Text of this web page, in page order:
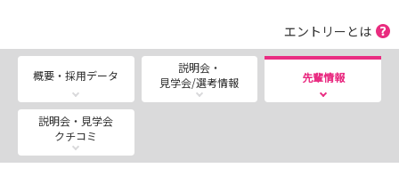
2028年度以降に卒業予定の方、または既卒の方の病院説
明会を募集しています♪♪
インターンシップでは当施設の職場環境や、働く看護師の
様子などを是非確認してみてください。
また看護師になんでも質問できるフリートーク時間も作っ
ていますので、
疑問に思うことや聞いてみたいなぁ～っと思うことがあれ
エントリーとは
概要・採用データ
説明会・
見学会/選考情報
先輩情報
説明会・見学会
クチコミ